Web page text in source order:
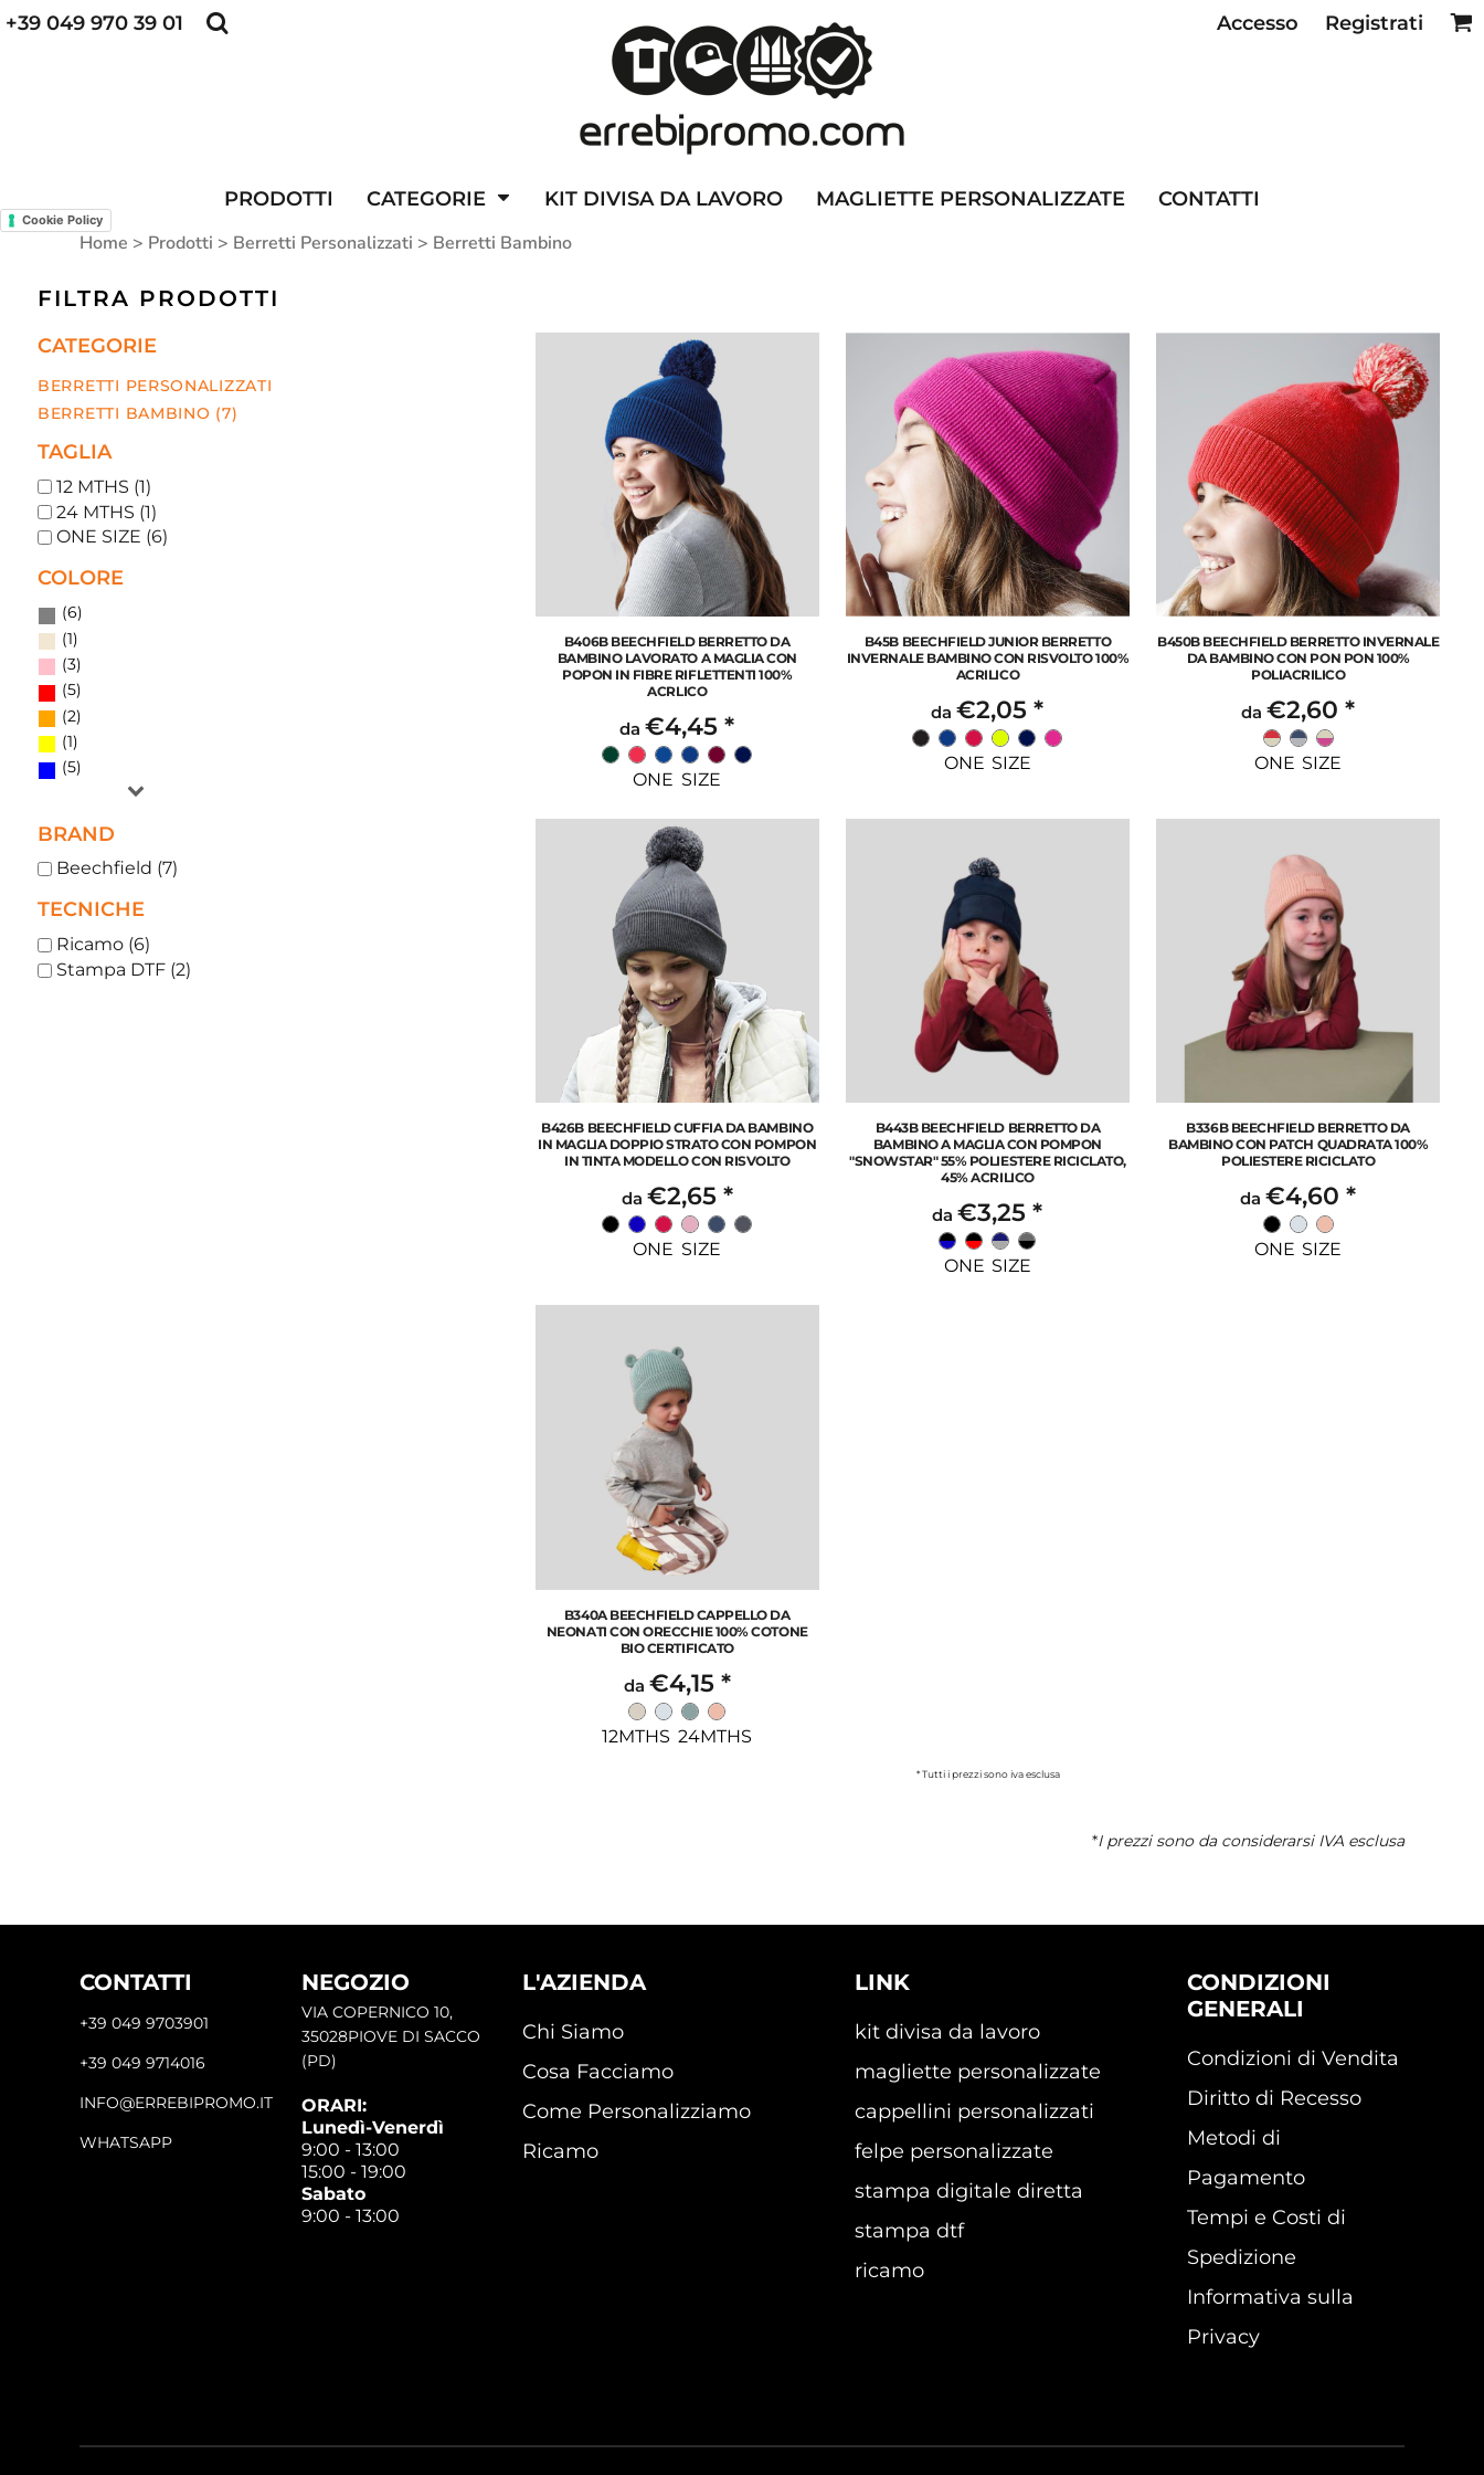
+39 049 970 39 01 Accesso Registrati
PRODOTTI CATEGORIE KIT DIVISA DA LAVORO MAGLIETTE PERSONALIZZATE CONTATTI
Cookie Policy
Home > Prodotti > Berretti Personalizzati > Berretti Bambino
FILTRA PRODOTTI
CATEGORIE
BERRETTI PERSONALIZZATI
BERRETTI BAMBINO (7)
TAGLIA
12 MTHS (1)
24 MTHS (1)
ONE SIZE (6)
COLORE
(6)
(1)
(3)
(5)
(2)
(1)
(5)
BRAND
Beechfield (7)
TECNICHE
Ricamo (6)
Stampa DTF (2)
B406B BEECHFIELD BERRETTO DA
BAMBINO LAVORATO A MAGLIA CON
POPON IN FIBRE RIFLETTENTI 100%
ACRLICO
da€4,45*
ONE SIZE
B45B BEECHFIELD JUNIOR BERRETTO
INVERNALE BAMBINO CON RISVOLTO 100%
ACRILICO
da€2,05*
ONE SIZE
B450B BEECHFIELD BERRETTO INVERNALE
DA BAMBINO CON PON PON 100%
POLIACRILICO
da€2,60*
ONE SIZE
B426B BEECHFIELD CUFFIA DA BAMBINO
IN MAGLIA DOPPIO STRATO CON POMPON
IN TINTA MODELLO CON RISVOLTO
da €2,65 *
ONE SIZE
B443B BEECHFIELD BERRETTO DA
BAMBINO A MAGLIA CON POMPON
"SNOWSTAR" 55% POLIESTERE RICICLATO,
45% ACRILICO
da€3,25*
ONE SIZE
B336B BEECHFIELD BERRETTO DA
BAMBINO CON PATCH QUADRATA 100%
POLIESTERE RICICLATO
da€4,60*
ONE SIZE
B340A BEECHFIELD CAPPELLO DA
NEONATI CON ORECCHIE 100% COTONE
BIO CERTIFICATO
da €4,15 *
12MTHS 24MTHS
* Tutti i prezzi sono iva esclusa
*I prezzi sono da considerarsi IVA esclusa
CONTATTI
+39 049 9703901
+39 049 9714016
INFO@ERREBIPROMO.IT
WHATSAPP
NEGOZIO
VIA COPERNICO 10,
35028PIOVE DI SACCO
(PD)
ORARI:
Lunedì-Venerdì
9:00 - 13:00
15:00 - 19:00
Sabato
9:00 - 13:00
L'AZIENDA
Chi Siamo
Cosa Facciamo
Come Personalizziamo
Ricamo
LINK
kit divisa da lavoro
magliette personalizzate
cappellini personalizzati
felpe personalizzate
stampa digitale diretta
stampa dtf
ricamo
CONDIZIONI
GENERALI
Condizioni di Vendita
Diritto di Recesso
Metodi di
Pagamento
Tempi e Costi di
Spedizione
Informativa sulla
Privacy
PRODOTTI
MAGLIETTE PERSONALIZZATE
CONTATTI
ACCESSO
REGISTRATI
CARRELLO: 0 ARTICOLO
POLO PERSONALIZZATE
DIVISE RISTORAZIONE
POLO PERSONALIZZATE CAPPELLINI PERSONALIZZATI ALTA VISIBILITA'